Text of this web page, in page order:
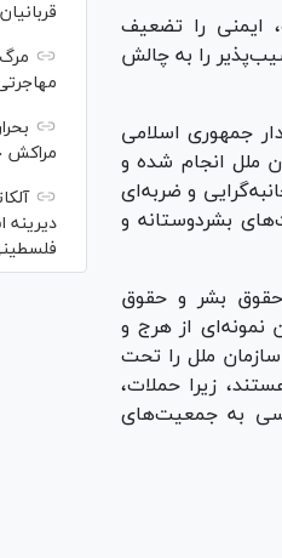
ایمنی را تضعیف
را به چالش
جمهوری اسلامی
ملل انجام شده و
و ضربه‌ای
بشردوستانه و
حقوق بشر و حقوق
نمونه‌ای از هرج و
ملل را تحت
زیرا حملات،
به جمعیت‌های
مراکش
دیرینه